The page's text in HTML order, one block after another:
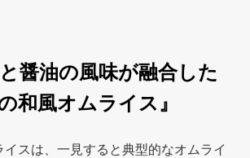
醤油の風味が融合した
和風オムライス』
イスは、一見すると典型的なオムライ